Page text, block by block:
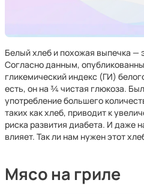
Белый хлеб и похожая выпечка —
Согласно данным,
гликемический индекс (ГИ)
есть, он на ¾ чистая глюкоза.
употребление большего
таких как хлеб, приводит к
риска развития диабета. И даже
влияет. Так ли нам нужен этот
Мясо на гриле